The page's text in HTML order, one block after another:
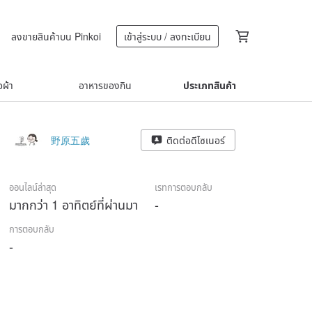
ลงขายสินค้าบน Pinkoi เข้าสู่ระบบ / ลงทะเบียน
ผ้า อาหารของกิน ประเภทสินค้า
野原五歲 ติดต่อดีไซเนอร์
ออนไลน์ล่าสุด
มากกว่า 1 อาทิตย์ที่ผ่านมา
เรทการตอบกลับ
-
การตอบกลับ
-